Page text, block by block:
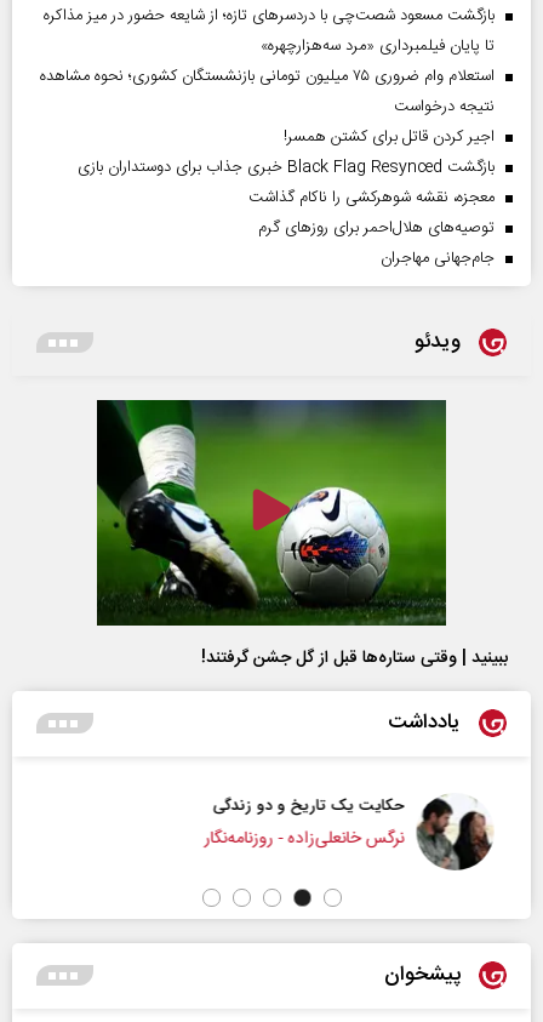
بازگشت مسعود شصت‌چی با دردسر‌های تازه؛ از شایعه حضور در میز مذاکره
تا پایان فیلمبرداری «مرد سه‌هزارچهره»
استعلام وام ضروری ۷۵ میلیون تومانی بازنشستگان کشوری؛ نحوه مشاهده
نتیجه درخواست
اجیر کردن قاتل برای کشتن همسر!
بازگشت Black Flag Resynced خبری جذاب برای دوستداران بازی
معجزه، نقشه شوهرکشی را ناکام گذاشت
توصیه‌های هلال‌احمر برای روز‌های گرم
جام‌جهانی مهاجران
ویدئو
ببینید | وقتی ستاره‌ها قبل از گل جشن گرفتند!
یادداشت
حکایت یک تاریخ و دو زندگی
نرگس خانعلی‌زاده - روزنامه‌نگار
پیشخوان